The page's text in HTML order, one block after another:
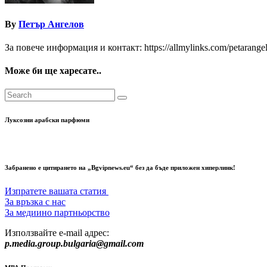
By Петър Ангелов
За повече информация и контакт: https://allmylinks.com/
Може би ще харесате..
Луксозни арабски парфюми
Забранено е цитирането на „Bgvipnews.eu“ без да бъде приложен хиперлинк!
Изпратете вашата статия
За връзка с нас
За медиино партньорство
Използвайте e-mail адрес:
p.media.group.bulgaria@gmail.com